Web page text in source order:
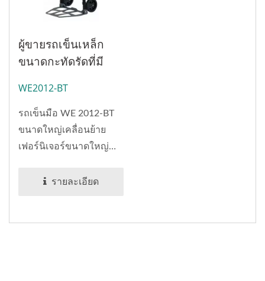
ผู้ขายรถเข็นเหล็ก
ขนาดกะทัดรัดที่มี
(บรรทุกได้ 120 กก.)
WE2012-BT
รถเข็นมือ WE 2012-BT
ขนาดใหญ่เคลื่อนย้าย
เฟอร์นิเจอร์ขนาดใหญ่
ได้อย่างไร?...รายละเอียด